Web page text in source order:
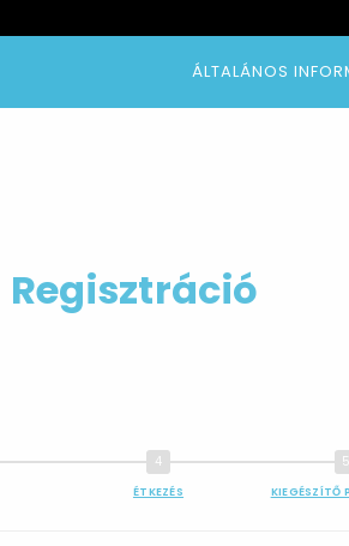
ÁLTALÁNOS
Regisztráció
ÉTKEZÉS KIEGÉSZÍTŐ